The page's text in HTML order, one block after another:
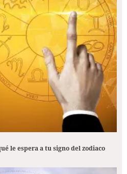
le espera a tu signo del zodiaco